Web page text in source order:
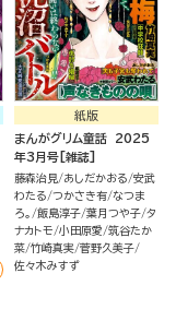
紙版
まんがグリム童話 2025
年3月号[雑誌]
藤森治見 あしだかおる 安武
わたる つかさき有 なつま
ろ。
飯島淳子 葉月つや子 タ
ナカトモ 小田原愛 筑谷たか
菜 竹崎真実 菅野久美子
佐々木みすず